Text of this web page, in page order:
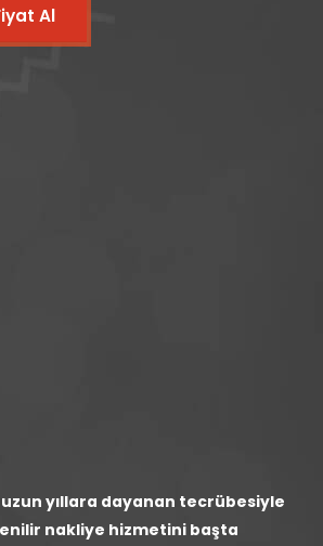
Al
yıllara dayanan tecrübesiyle
nakliye hizmetini başta